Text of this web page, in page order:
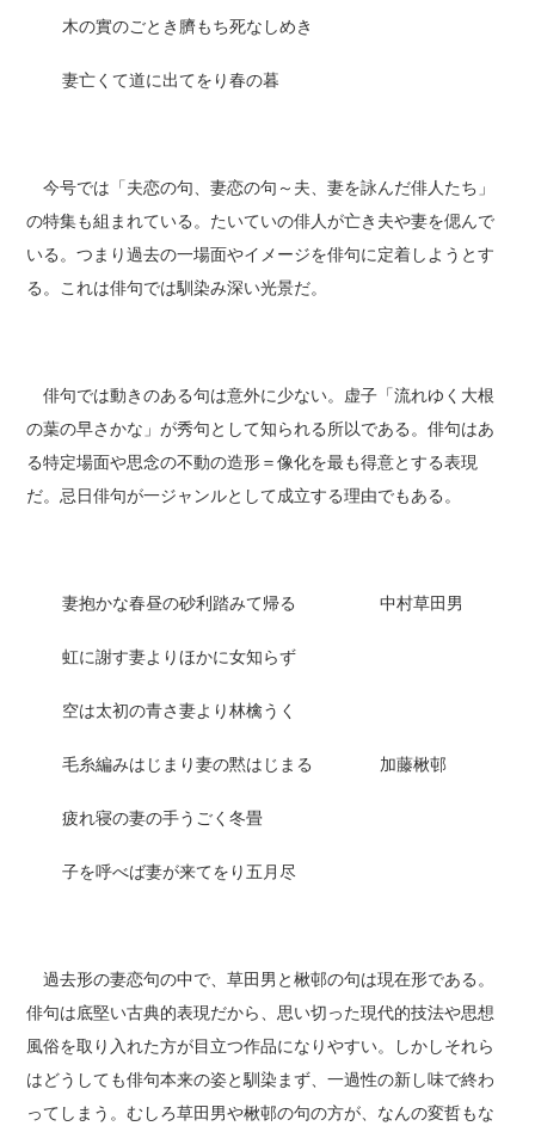
木の實のごとき臍もち死なしめき
妻亡くて道に出てをり春の暮
今号では「夫恋の句、妻恋の句～夫、妻を詠んだ俳人たち」
の特集も組まれている。たいていの俳人が亡き夫や妻を偲んで
いる。つまり過去の一場面やイメージを俳句に定着しようとす
る。これは俳句では馴染み深い光景だ。
俳句では動きのある句は意外に少ない。虚子「流れゆく大根
の葉の早さかな」が秀句として知られる所以である。俳句はあ
る特定場面や思念の不動の造形＝像化を最も得意とする表現
だ。忌日俳句が一ジャンルとして成立する理由でもある。
妻抱かな春昼の砂利踏みて帰る 中村草田男
虹に謝す妻よりほかに女知らず
空は太初の青さ妻より林檎うく
毛糸編みはじまり妻の黙はじまる 加藤楸邨
疲れ寝の妻の手うごく冬畳
子を呼べば妻が来てをり五月尽
過去形の妻恋句の中で、草田男と楸邨の句は現在形である。
俳句は底堅い古典的表現だから、思い切った現代的技法や思想
風俗を取り入れた方が目立つ作品になりやすい。しかしそれら
はどうしても俳句本来の姿と馴染まず、一過性の新し味で終わ
ってしまう。むしろ草田男や楸邨の句の方が、なんの変哲もな